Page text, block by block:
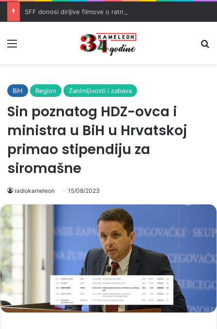
BiH Region Zanimljivosti i zabava
Sin poznatog HDZ-ovca i
ministra u BiH u Hrvatskoj
primao stipendiju za
siromašne
radiokameleon 15/08/2023